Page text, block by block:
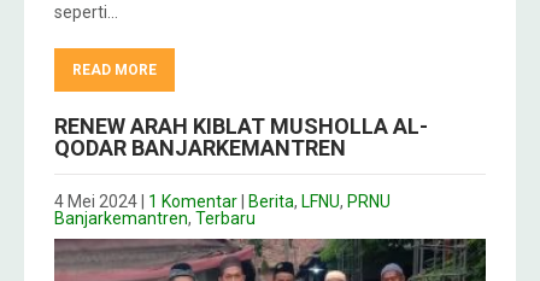
seperti…
READ MORE
RENEW ARAH KIBLAT MUSHOLLA AL-
QODAR BANJARKEMANTREN
4 Mei 2024 1 Komentar Berita, LFNU, PRNU
Banjarkemantren, Terbaru